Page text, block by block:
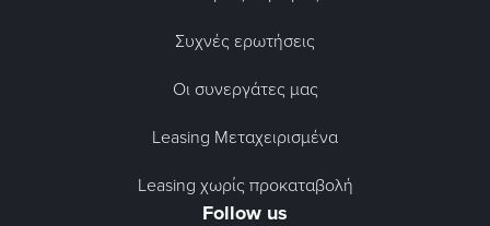
Συχνές ερωτήσεις
Οι συνεργάτες μας
Leasing Μεταχειρισμένα
Leasing χωρίς προκαταβολή
Follow us